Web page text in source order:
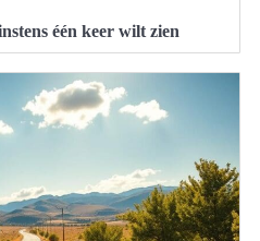
één keer wilt zien